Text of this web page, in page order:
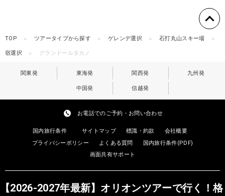
TOP ツアータイプから探す ゲレンデ選択 石打丸山スキー場
宿選択 グランドールタカノ
関東発 東海発 関西発 九州発
中国発 信越発
お電話でのご予約・お問い合わせ
国内旅行条件 サイトマップ 標識・約款
会社概要
プライバシーポリシー
よくある質問
国内旅行条件(PDF)
画面共有サポート
【2026-2027年最新】オリオンツアーで行く！格